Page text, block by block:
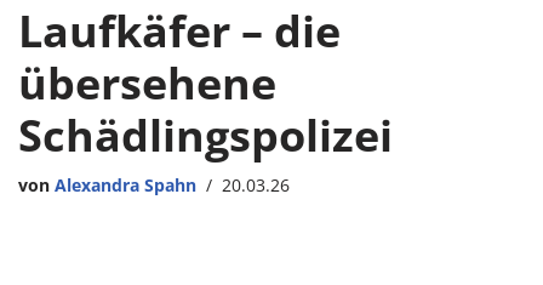
Laufkäfer – die
übersehene
Schädlingspolizei
von Alexandra Spahn 20.03.26